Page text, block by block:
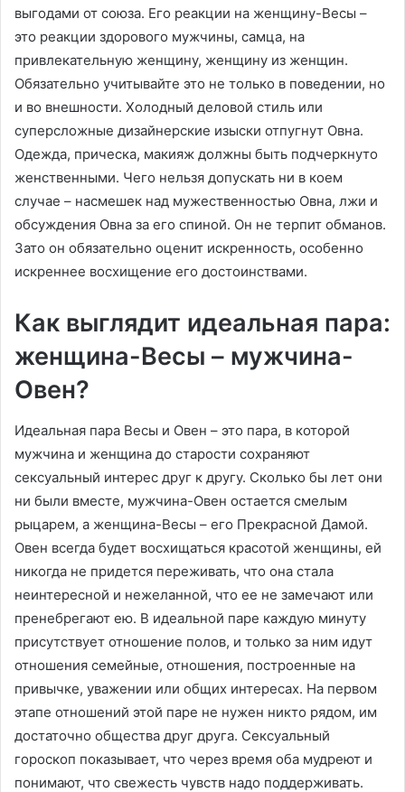
выгодами от союза. Его реакции на женщину-Весы –
это реакции здорового мужчины, самца, на
привлекательную женщину, женщину из женщин.
Обязательно учитывайте это не только в поведении, но
и во внешности. Холодный деловой стиль или
суперсложные дизайнерские изыски отпугнут Овна.
Одежда, прическа, макияж должны быть подчеркнуто
женственными. Чего нельзя допускать ни в коем
случае – насмешек над мужественностью Овна, лжи и
обсуждения Овна за его спиной. Он не терпит обманов.
Зато он обязательно оценит искренность, особенно
искреннее восхищение его достоинствами.
Как выглядит идеальная пара:
женщина-Весы – мужчина-
Овен?
Идеальная пара Весы и Овен – это пара, в которой
мужчина и женщина до старости сохраняют
сексуальный интерес друг к другу. Сколько бы лет они
ни были вместе, мужчина-Овен остается смелым
рыцарем, а женщина-Весы – его Прекрасной Дамой.
Овен всегда будет восхищаться красотой женщины, ей
никогда не придется переживать, что она стала
неинтересной и нежеланной, что ее не замечают или
пренебрегают ею. В идеальной паре каждую минуту
присутствует отношение полов, и только за ним идут
отношения семейные, отношения, построенные на
привычке, уважении или общих интересах. На первом
этапе отношений этой паре не нужен никто рядом, им
достаточно общества друг друга. Сексуальный
гороскоп показывает, что через время оба мудреют и
понимают, что свежесть чувств надо поддерживать.